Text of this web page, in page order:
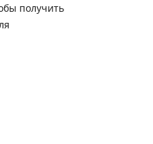
получить